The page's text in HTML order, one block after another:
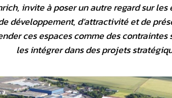
invite à poser un autre regard sur
développement, d’attractivité et de
ces espaces comme des
les intégrer dans des projets